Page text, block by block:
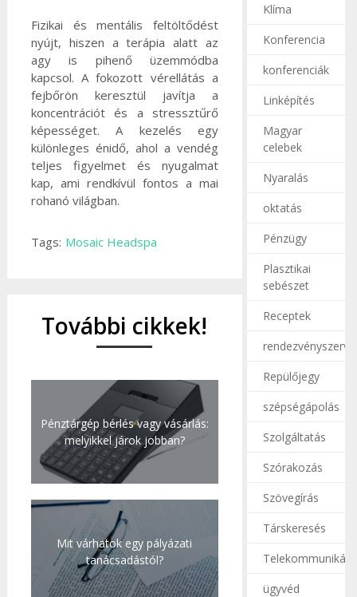
Fizikai és mentális feltöltődést
nyújt, hiszen a terápia alatt az
agy is pihenő üzemmódba
kapcsol. A fokozott vérellátás a
fejbőrön keresztül javítja a
koncentrációt és a stressztűrő
képességet. A kezelés egy
különleges énidő, ahol a vendég
teljes figyelmet és nyugalmat
kap, ami rendkívül fontos a mai
rohanó világban.
Tags: Mosaic Headspa
További cikkek!
Pénztárgép bérlés vagy vásárlás:
melyikkel járok jobban?
Mit várhatok egy pályázati
tanácsadástól?
Klíma
Konferencia
konferenciák
Linképítés
Magyar
celebek
Nyaralás
oktatás
Pénzügy
Plasztikai
sebészet
Receptek
Repülőjegy
szépségápolás
Szolgáltatás
Szórakozás
Szövegírás
Társkeresés
ügyvéd